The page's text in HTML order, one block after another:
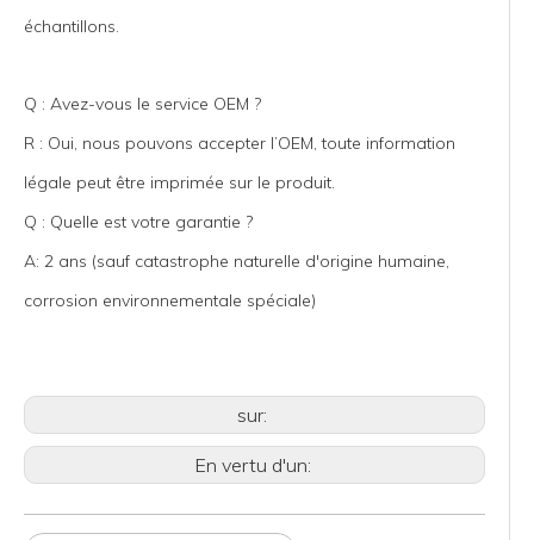
échantillons.
Q : Avez-vous le service OEM ?
R : Oui, nous pouvons accepter l’OEM, toute information
légale peut être imprimée sur le produit.
Q : Quelle est votre garantie ?
A: 2 ans (sauf catastrophe naturelle d'origine humaine,
corrosion environnementale spéciale)
sur:
En vertu d'un: